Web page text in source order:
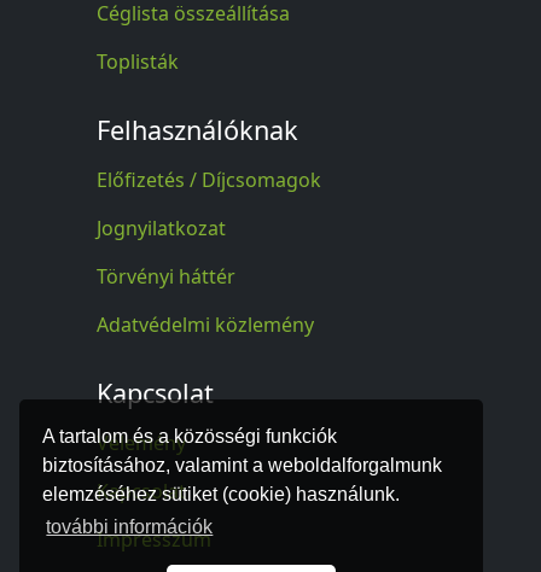
A tartalom és a közösségi funkciók
biztosításához, valamint a weboldalforgalmunk
elemzéséhez sütiket (cookie) használunk.
további információk
Céglista összeállítása
Toplisták
Felhasználóknak
Előfizetés / Díjcsomagok
Jognyilatkozat
Törvényi háttér
Adatvédelmi közlemény
Kapcsolat
Vélemény
Kapcsolat
Impresszum